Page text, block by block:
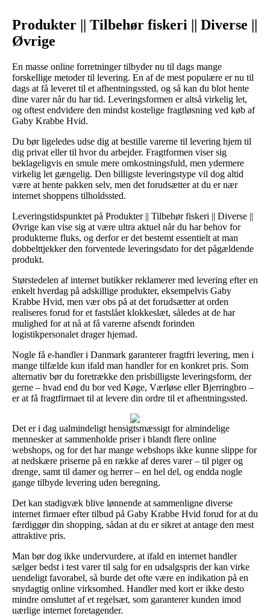
Produkter || Tilbehør fiskeri || Diverse ||
Øvrige
En masse online forretninger tilbyder nu til dags mange
forskellige metoder til levering. En af de mest populære er nu til
dags at få leveret til et afhentningssted, og så kan du blot hente
dine varer når du har tid. Leveringsformen er altså virkelig let,
og oftest endvidere den mindst kostelige fragtløsning ved køb af
Gaby Krabbe Hvid.
Du bør ligeledes udse dig at bestille varerne til levering hjem til
dig privat eller til hvor du arbejder. Fragtformen viser sig
beklageligvis en smule mere omkostningsfuld, men ydermere
virkelig let gængelig. Den billigste leveringstype vil dog altid
være at hente pakken selv, men det forudsætter at du er nær
internet shoppens tilholdssted.
Leveringstidspunktet på Produkter || Tilbehør fiskeri || Diverse ||
Øvrige kan vise sig at være ultra aktuel når du har behov for
produkterne fluks, og derfor er det bestemt essentielt at man
dobbelttjekker den forventede leveringsdato for det pågældende
produkt.
Størstedelen af internet butikker reklamerer med levering efter en
enkelt hverdag på adskillige produkter, eksempelvis Gaby
Krabbe Hvid, men vær obs på at det forudsætter at orden
realiseres forud for et fastslået klokkeslæt, således at de har
mulighed for at nå at få varerne afsendt forinden
logistikpersonalet drager hjemad.
Nogle få e-handler i Danmark garanterer fragtfri levering, men i
mange tilfælde kun ifald man handler for en konkret pris. Som
alternativ bør du foretrække den prisbilligste leveringsform, der
gerne – hvad end du bor ved Køge, Værløse eller Bjerringbro –
er at få fragtfirmaet til at levere din ordre til et afhentningssted.
Det er i dag ualmindeligt hensigtsmæssigt for almindelige
mennesker at sammenholde priser i blandt flere online
webshops, og for det har mange webshops ikke kunne slippe for
at nedskære priserne på en række af deres varer – til piger og
drenge, samt til damer og herrer – en hel del, og endda nogle
gange tilbyde levering uden beregning.
Det kan stadigvæk blive lønnende at sammenligne diverse
internet firmaer efter tilbud på Gaby Krabbe Hvid forud for at du
færdiggør din shopping, sådan at du er sikret at antage den mest
attraktive pris.
Man bør dog ikke undervurdere, at ifald en internet handler
sælger bedst i test varer til salg for en udsalgspris der kan virke
uendeligt favorabel, så burde det ofte være en indikation på en
snydagtig online virksomhed. Handler med kort er ikke desto
mindre omsluttet af et regelsæt, som garanterer kunden imod
uærlige internet foretagender.